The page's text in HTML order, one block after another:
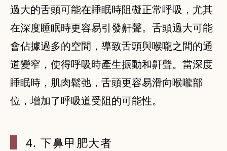
過大的舌頭可能在睡眠時阻礙正常呼吸，尤其
在深度睡眠時更容易引發鼾聲。舌頭過大可能
會佔據過多的空間，導致舌頭與喉嚨之間的通
道變窄，使得呼吸時產生振動和鼾聲。當深度
睡眠時，肌肉鬆弛，舌頭更容易滑向喉嚨部
位，增加了呼吸道受阻的可能性。
4. 下鼻甲 肥大者